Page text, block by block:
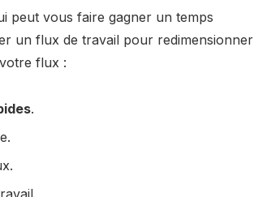
peut vous faire gagner un temps
un flux de travail pour redimensionner
flux :
.